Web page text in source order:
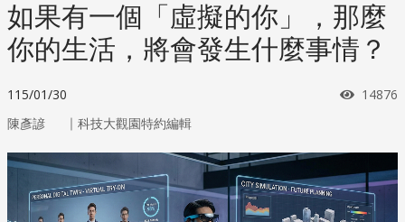
如果有一個「虛擬的你」，那麼
你的生活，將會發生什麼事情？
115/01/30 瀏覽次
14876
陳彥諺 ｜ 科技大觀園特約編輯